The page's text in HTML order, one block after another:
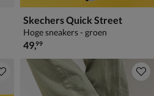
Skechers Quick Street
Hoge sneakers - groen
€ 49,99
49,99